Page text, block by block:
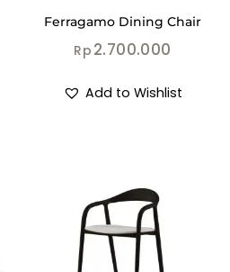
Ferragamo Dining Chair
Rp 2.700.000
Add to Wishlist